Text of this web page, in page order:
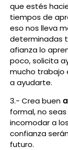
que estés
tiempos de
eso nos lleva
determinadas
afianza lo
poco, solicita
mucho trabajo
a ayudarte.
3.- Crea buen
formal, no
incomodar a
confianza
futuro.